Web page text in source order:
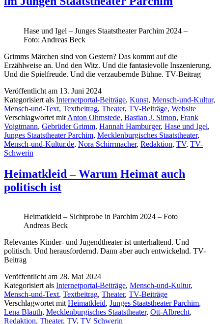
Hase und Igel – Junges Staatstheater Parchim 2024 –
Foto: Andreas Beck
Grimms Märchen sind von Gestern? Das kommt auf die
Erzählweise an. Und den Witz. Und die fantasievolle Inszenierung.
Und die Spielfreude. Und die verzaubernde Bühne. TV-Beitrag
Veröffentlicht am 13. Juni 2024
Kategorisiert als Internetportal-Beiträge, Kunst, Mensch-und-Kultur,
Mensch-und-Text, Textbeitrag, Theater, TV-Beiträge, Website
Verschlagwortet mit Anton Ohmstede, Bastian J. Simon, Frank
Voigtmann, Gebrüder Grimm, Hannah Hamburger, Hase und Igel,
Junges Staatstheater Parchim, Mecklenburgisches Staatstheater,
Mensch-und-Kultur.de, Nora Schirrmacher, Redaktion, TV, TV-
Schwerin
Heimatkleid – Warum Heimat auch
politisch ist
Heimatkleid – Sichtprobe in Parchim 2024 – Foto
Andreas Beck
Relevantes Kinder- und Jugendtheater ist unterhaltend. Und
politisch. Und herausfordernd. Dann aber auch entwickelnd. TV-
Beitrag
Veröffentlicht am 28. Mai 2024
Kategorisiert als Internetportal-Beiträge, Mensch-und-Kultur,
Mensch-und-Text, Textbeitrag, Theater, TV-Beiträge
Verschlagwortet mitHeimatkleid, Junges Staatstheater Parchim,
Lena Blauth, Mecklenburgisches Staatstheater, Ott-Albrecht,
Redaktion, Theater, TV, TV Schwerin